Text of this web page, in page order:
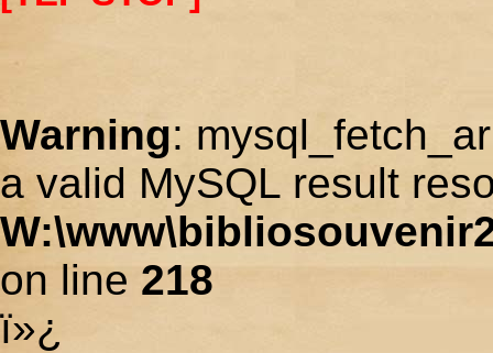
Warning:
a valid MySQL result
on line 218
ï»¿